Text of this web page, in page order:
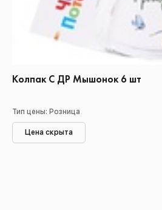
Колпак С ДР Мышонок 6 шт
Тип цены: Розница
Цена скрыта